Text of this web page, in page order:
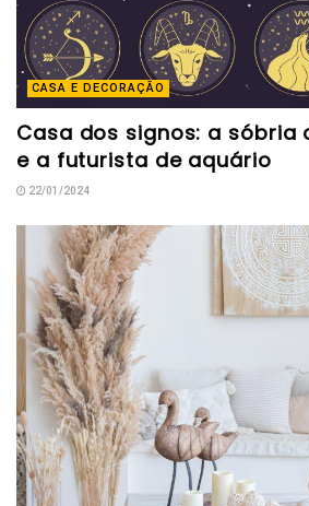
CASA E DECORAÇÃO
Casa dos signos: a sóbria
e a futurista de aquário
22/01/2024